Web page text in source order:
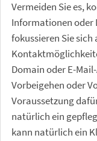
Vermeiden Sie es,
Informationen oder
fokussieren Sie
Domain oder E-
Vorbeigehen oder
Voraussetzung
natürlich ein
kann natürlich ein